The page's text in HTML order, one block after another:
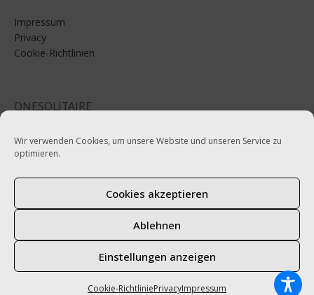
Wir verwenden Cookies, um unsere Website und unseren Service zu
optimieren.
Cookies akzeptieren
Ablehnen
Einstellungen anzeigen
Cookie-RichtliniePrivacyImpressum
Impressum
Privacy
Cookie-Richtlinien
ONESOLITAIRE
Tel:+39-0471-970799
Bezahlen